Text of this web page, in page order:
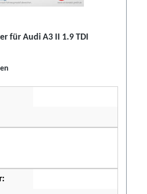
für Audi A3 II 1.9 TDI